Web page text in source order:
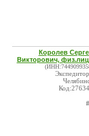
Королев
Викторович,
Экспедитор ,